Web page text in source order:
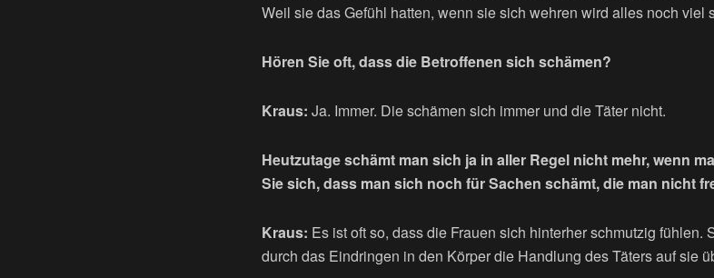
Weil sie das Gefühl hatten, wenn sie sich wehren wird alles noch viel
Hören Sie oft, dass die Betroffenen sich schämen?
Kraus: Ja. Immer. Die schämen sich immer und die Täter nicht.
Heutzutage schämt man sich ja in aller Regel nicht mehr, wenn
Sie sich, dass man sich noch für Sachen schämt, die man nicht
Kraus: Es ist oft so, dass die Frauen sich hinterher schmutzig
durch das Eindringen in den Körper die Handlung des Täters auf sie